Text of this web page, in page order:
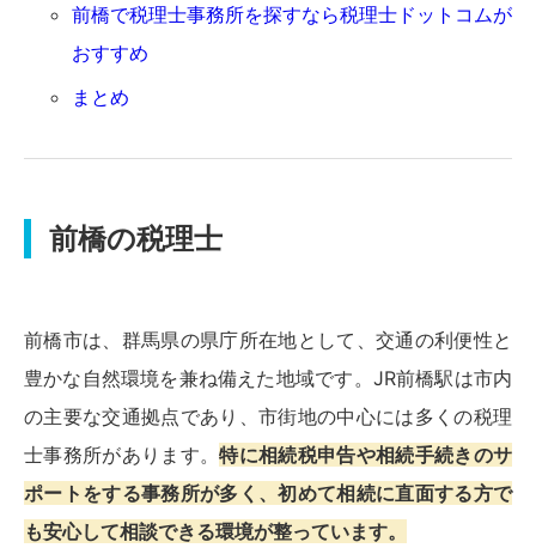
前橋で税理士事務所を探すなら税理士ドットコムが
おすすめ
まとめ
前橋の税理士
前橋市は、群馬県の県庁所在地として、交通の利便性と
豊かな自然環境を兼ね備えた地域です。JR前橋駅は市内
の主要な交通拠点であり、市街地の中心には多くの税理
士事務所があります。特に相続税申告や相続手続きのサ
ポートをする事務所が多く、初めて相続に直面する方で
も安心して相談できる環境が整っています。